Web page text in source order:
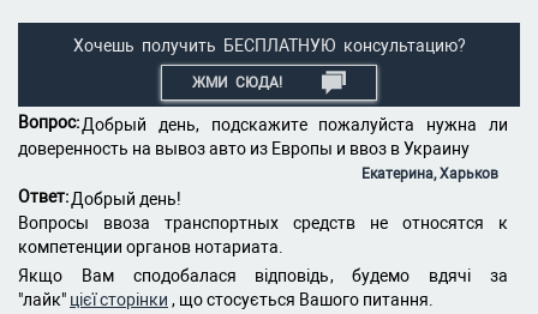
Хочешь получить БЕСПЛАТНУЮ консультацию?
ЖМИ СЮДА!
Вопрос:Добрый день, подскажите пожалуйста нужна ли
доверенность на вывоз авто из Европы и ввоз в Украину
Екатерина, Харьков
Ответ:Добрый день!
Вопросы ввоза транспортных средств не относятся к
компетенции органов нотариата.
Якщо Вам сподобалася відповідь, будемо вдячі за
"лайк" цієї сторінки , що стосується Вашого питання.